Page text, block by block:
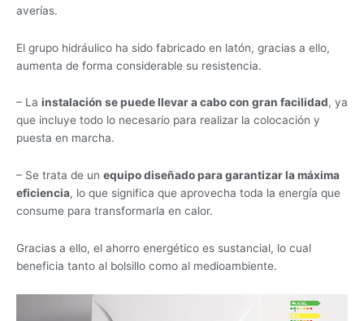
averías.
El grupo hidráulico ha sido fabricado en latón, gracias a ello,
aumenta de forma considerable su resistencia.
– La instalación se puede llevar a cabo con gran facilidad, ya
que incluye todo lo necesario para realizar la colocación y
puesta en marcha.
– Se trata de un equipo diseñado para garantizar la máxima
eficiencia, lo que significa que aprovecha toda la energía que
consume para transformarla en calor.
Gracias a ello, el ahorro energético es sustancial, lo cual
beneficia tanto al bolsillo como al medioambiente.